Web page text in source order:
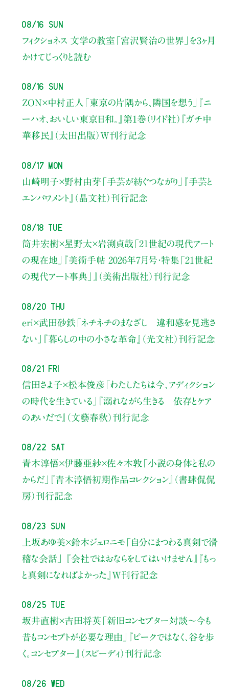
08/16 Sun
フィクショネス 文学の教室 「宮沢賢治の世界」を3ヶ月
かけてじっくりと読む
08/16 Sun
ZON×中村正人 「東京の片隅から、隣国を想う」
『ニ
ーハオ、おいしい東京日和。』第1巻（リイド社）
『ガチ中
華移民』（太田出版）W刊行記念
08/17 Mon
山崎明子×野村由芽 「手芸が紡ぐつながり」
『手芸と
エンパワメント』（晶文社）刊行記念
08/18 Tue
筒井宏樹×星野太×岩渕貞哉 「21世紀の現代アート
の現在地」
『美術手帖 2026年7月号・特集「21世紀
の現代アート事典」』（美術出版社）刊行記念
08/20 Thu
eri×武田砂鉄「ネチネチのまなざし 違和感を見逃さ
ない」
『暮らしの中の小さな革命』（光文社）刊行記念
08/21 Fri
信田さよ子×松本俊彦 「わたしたちは今、アディクション
の時代を生きている」
『溺れながら生きる 依存とケア
のあいだで』（文藝春秋）刊行記念
08/22 Sat
青木淳悟×伊藤亜紗×佐々木敦 「小説の身体と私の
からだ」
『青木淳悟初期作品コレクション』（書肆侃侃
房）刊行記念
08/23 Sun
上坂あゆ美×鈴木ジェロニモ 「自分にまつわる真剣で滑
稽な会話」
『会社ではおならをしてはいけません』『もっ
と真剣になればよかった』W刊行記念
08/25 Tue
坂井直樹×吉田将英「新旧コンセプター対談～今も
昔もコンセプトが必要な理由」
『ピークではなく、谷を歩
く。コンセプター』（スピーディ）刊行記念
08/26 Wed